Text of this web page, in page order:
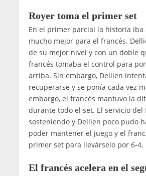
Royer toma el primer set
En el primer parcial la historia iba
mucho mejor para el francés.
de su mejor nivel y con un doble
francés tomaba el control para
arriba. Sin embargo, Dellien
recuperarse y se ponía cada vez
embargo, el francés mantuvo la
durante todo el set. El servicio del
sosteniendo y Dellien poco pudo
poder mantener el juego y el
primer set para llevárselo por 6-4.
El francés acelera en el